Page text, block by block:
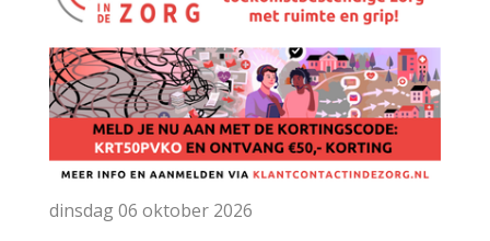
dinsdag 06 oktober 2026